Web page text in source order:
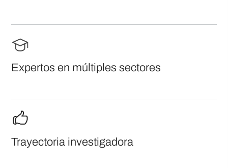
Expertos en múltiples sectores
Trayectoria investigadora